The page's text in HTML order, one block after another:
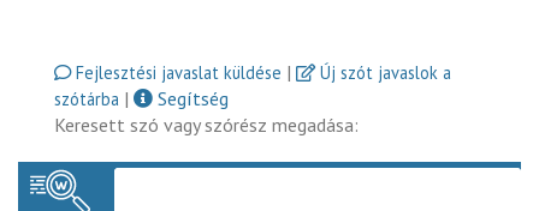
Fejlesztési javaslat küldése |
Új szót javaslok a
szótárba |
Segítség
Keresett szó vagy szórész megadása: